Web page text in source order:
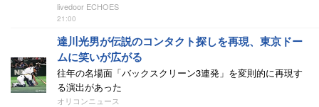
livedoor ECHOES
21:00
達川光男が伝説のコンタクト探しを再現、東京ドー
ムに笑いが広がる
往年の名場面「バックスクリーン3連発」を変則的に再現す
る演出があった
オリコンニュース